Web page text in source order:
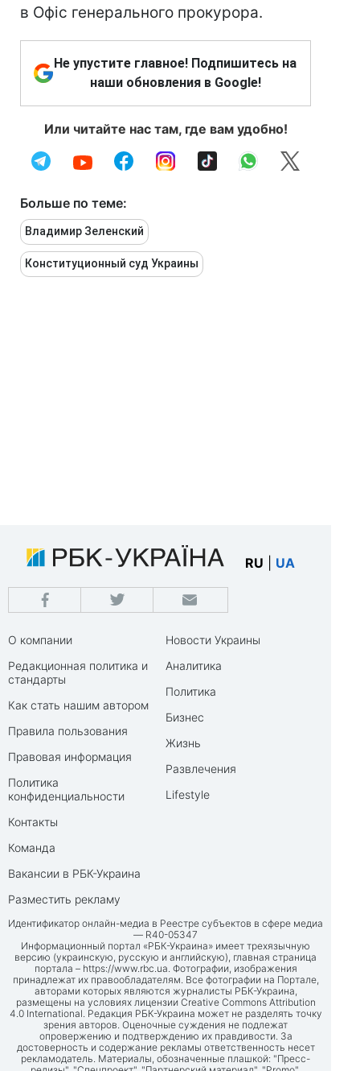
в Офіс генерального прокурора.
Не упустите главное! Подпишитесь на
наши обновления в Google!
Или читайте нас там, где вам удобно!
Больше по теме:
Владимир Зеленский
Конституционный суд Украины
RU UA
О компании
Редакционная политика и
стандарты
Как стать нашим автором
Правила пользования
Правовая информация
Политика
конфиденциальности
Контакты
Команда
Вакансии в РБК-Украина
Разместить рекламу
Новости Украины
Аналитика
Политика
Бизнес
Жизнь
Развлечения
Lifestyle
Идентификатор онлайн-медиа в Реестре субъектов в сфере медиа
— R40-05347
Информационный портал «РБК-Украина» имеет трехязычную
версию (украинскую, русскую и английскую), главная страница
портала – https://www.rbc.ua. Фотографии, изображения
принадлежат их правообладателям. Все фотографии на Портале,
авторами которых являются журналисты РБК-Украина,
размещены на условиях лицензии Creative Commons Attribution
4.0 International. Редакция РБК-Украина может не разделять точку
зрения авторов. Оценочные суждения не подлежат
опровержению и подтверждению их правдивости. За
достоверность и содержание рекламы ответственность несет
рекламодатель. Материалы, обозначенные плашкой: "Пресс-